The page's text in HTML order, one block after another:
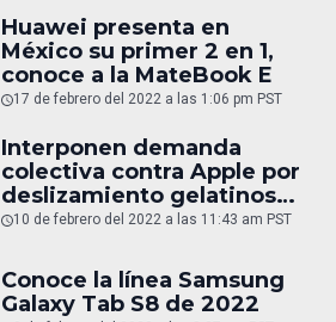
Huawei presenta en
México su primer 2 en 1,
conoce a la MateBook E
17 de febrero del 2022 a las 1:06 pm PST
Interponen demanda
colectiva contra Apple por
deslizamiento gelatinoso
en iPad Mini
10 de febrero del 2022 a las 11:43 am PST
Conoce la línea Samsung
Galaxy Tab S8 de 2022